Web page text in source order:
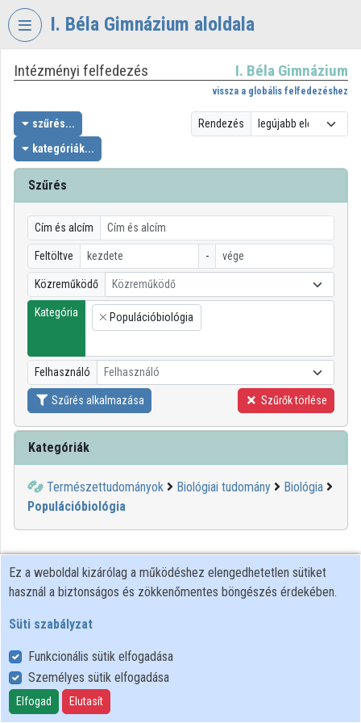
Fejléc kihagyása
I. Béla Gimnázium aloldala
VIDEOTORIUM
BÉLA
GIMNÁZIUM
Intézményi kezdőlap
Bejelentkezés
Intézményi felfedezés
Kategóriák
Intézményi listák
Intézmények
Közreműködők
Intézményi felfedezés I. Béla Gimnázium
vissza a globális felfedezéshez
szűrés...
kategóriák...
Rendezés
Szűrés
Cím és alcím
Feltöltve -
Közreműködő Közreműködő
Kategória
×
Populációbiológia
Felhasználó Felhasználó
Szűrés alkalmazása Szűrők törlése
Kategóriák
Természettudományok Biológiai tudomány
Biológia
Populációbiológia
Felhasználói szabályzat
Adatkezelési tájékoztató
Süti szabályzat
Ez a weboldal kizárólag a működéshez elengedhetetlen sütiket
használ a biztonságos és zökkenőmentes böngészés érdekében.
Süti szabályzat
Funkcionális sütik elfogadása
Személyes sütik elfogadása
Elfogad Elutasít